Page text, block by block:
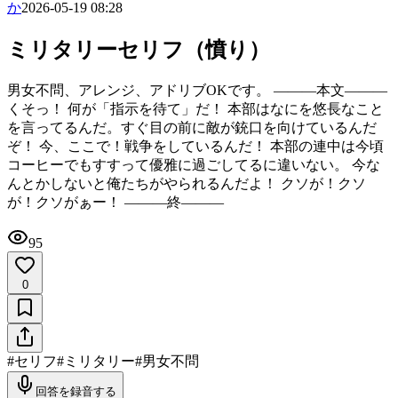
か2026-05-19 08:28
ミリタリーセリフ（憤り）
男女不問、アレンジ、アドリブOKです。 ―――本文―――
くそっ！ 何が「指示を待て」だ！ 本部はなにを悠長なこと
を言ってるんだ。すぐ目の前に敵が銃口を向けているんだ
ぞ！ 今、ここで！戦争をしているんだ！ 本部の連中は今頃
コーヒーでもすすって優雅に過ごしてるに違いない。 今な
んとかしないと俺たちがやられるんだよ！ クソが！クソ
が！クソがぁー！ ―――終―――
95
0
#セリフ# ミリタリー#男女不問
回答を録音する